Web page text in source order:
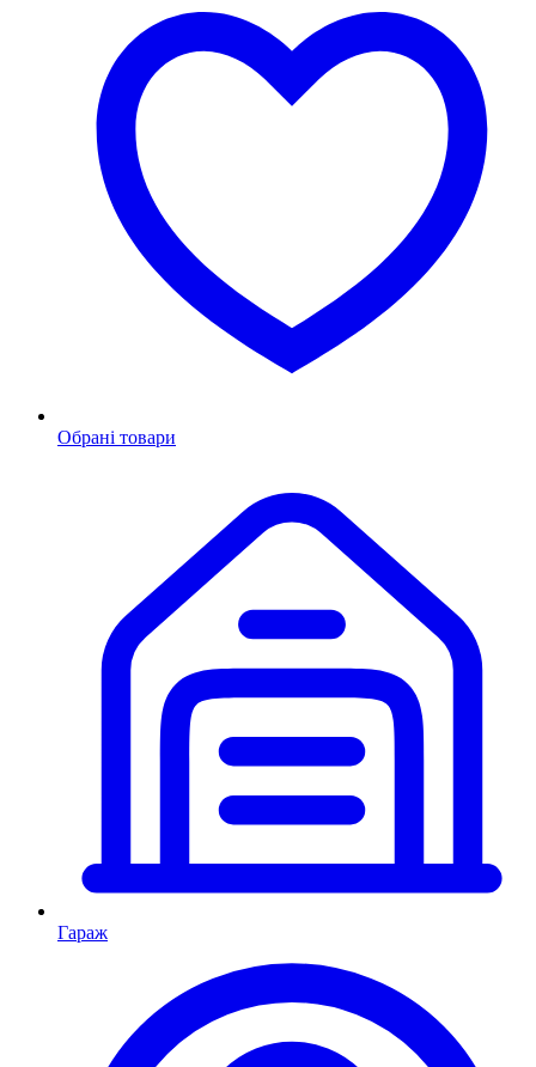
Обрані товари
Гараж